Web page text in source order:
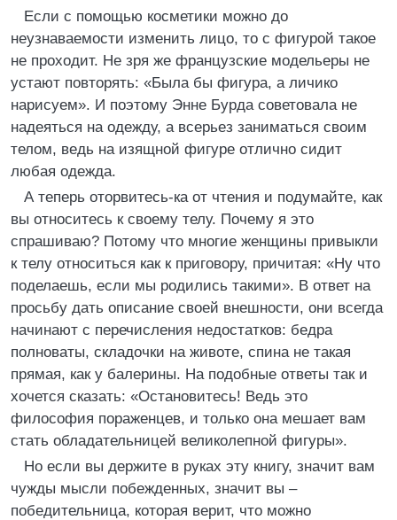
Если с помощью косметики можно до
неузнаваемости изменить лицо, то с фигурой такое
не проходит. Не зря же французские модельеры не
устают повторять: «Была бы фигура, а личико
нарисуем». И поэтому Энне Бурда советовала не
надеяться на одежду, а всерьез заниматься своим
телом, ведь на изящной фигуре отлично сидит
любая одежда.
А теперь оторвитесь-ка от чтения и подумайте, как
вы относитесь к своему телу. Почему я это
спрашиваю? Потому что многие женщины привыкли
к телу относиться как к приговору, причитая: «Ну что
поделаешь, если мы родились такими». В ответ на
просьбу дать описание своей внешности, они всегда
начинают с перечисления недостатков: бедра
полноваты, складочки на животе, спина не такая
прямая, как у балерины. На подобные ответы так и
хочется сказать: «Остановитесь! Ведь это
философия пораженцев, и только она мешает вам
стать обладательницей великолепной фигуры».
Но если вы держите в руках эту книгу, значит вам
чужды мысли побежденных, значит вы –
победительница, которая верит, что можно